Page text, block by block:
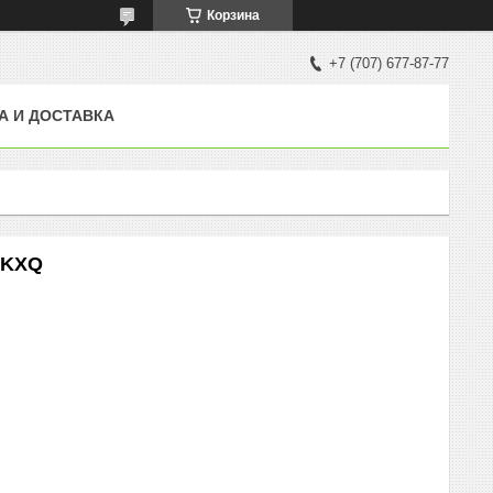
Корзина
+7 (707) 677-87-77
И ДОСТАВКА